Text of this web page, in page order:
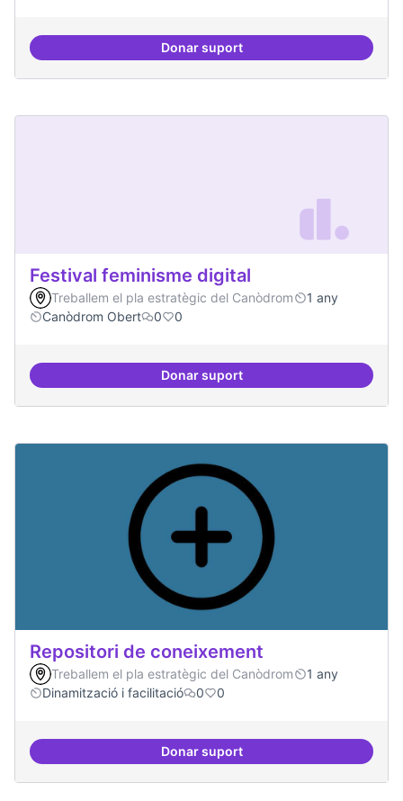
Donar suportSensibilització FLOSS
Festival feminisme digital
Treballem el pla estratègic del Canòdrom
1 any
Canòdrom Obert
0 0
Donar suportFestival feminisme digital
Repositori de coneixement
Treballem el pla estratègic del Canòdrom
1 any
Dinamització i facilitació
0 0
Donar suportRepositori de coneixement